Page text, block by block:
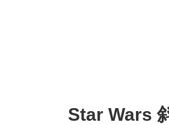
Star Wars